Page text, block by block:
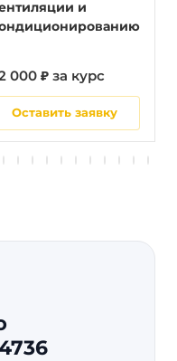
и
000 ₽ за курс
Оставить заявку